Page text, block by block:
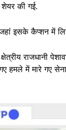
शेयर की गई.
इसके कैप्शन में
राजधानी
गए हमले में मारे गए